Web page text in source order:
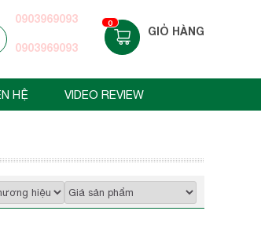
0903969093
0903969093
0
GIỎ HÀNG
HỆ VIDEO REVIEW